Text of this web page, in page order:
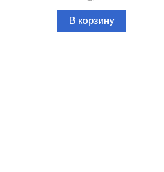
В корзину